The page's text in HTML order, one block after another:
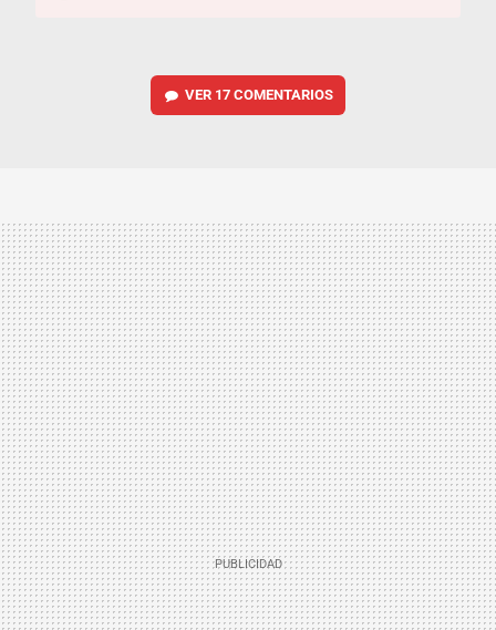
VER 17 COMENTARIOS